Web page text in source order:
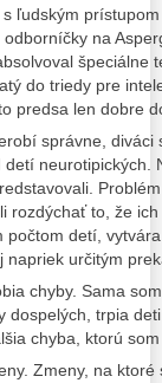
ľudským
na
špeciálne
do triedy pre
predsa len dobre
správne, diváci
neurotipických.
rozdýchať to, že
počtom detí,
napriek určitým
chyby. Sama
trpia
chyba, ktorú
Zmeny, na